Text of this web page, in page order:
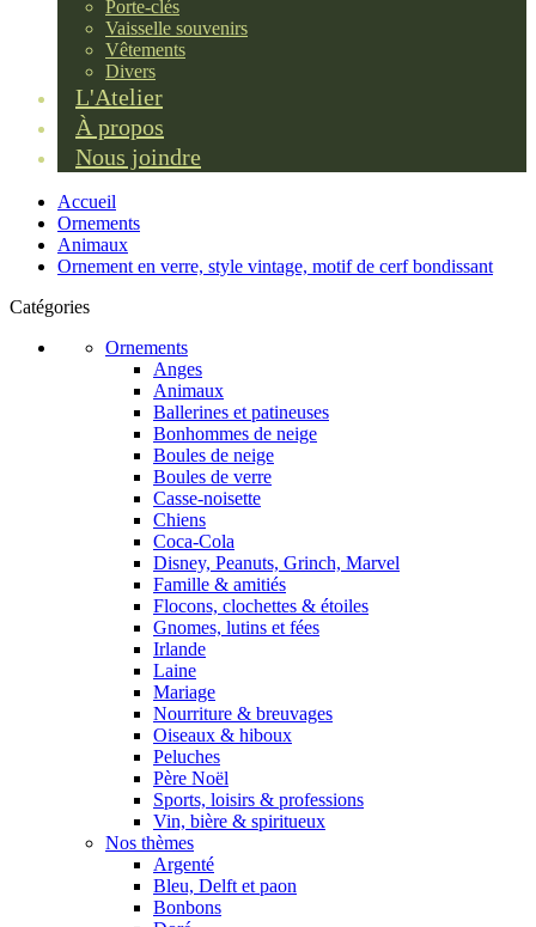
Porte-clés
Vaisselle souvenirs
Vêtements
Divers
L'Atelier
À propos
Nous joindre
Accueil
Ornements
Animaux
Ornement en verre, style vintage, motif de cerf bondissant
Catégories
Nos thèmes
Argenté
Bleu, Delft et paon
Bonbons
Ornements
Anges
Animaux
Ballerines et patineuses
Bonhommes de neige
Boules de neige
Boules de verre
Casse-noisette
Chiens
Coca-Cola
Disney, Peanuts, Grinch, Marvel
Famille & amitiés
Flocons, clochettes & étoiles
Gnomes, lutins et fées
Irlande
Laine
Mariage
Nourriture & breuvages
Oiseaux & hiboux
Peluches
Père Noël
Sports, loisirs & professions
Vin, bière & spiritueux